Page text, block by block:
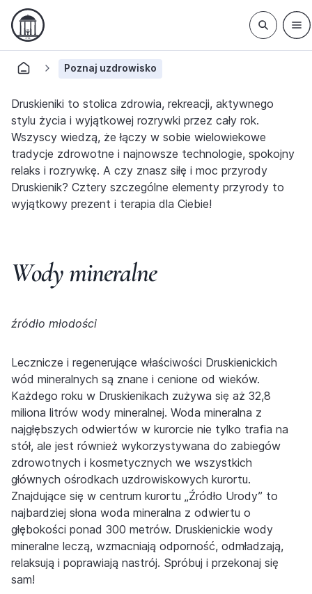
Poznaj uzdrowisko
Druskieniki to stolica zdrowia, rekreacji, aktywnego
stylu życia i wyjątkowej rozrywki przez cały rok.
Wszyscy wiedzą, że łączy w sobie wielowiekowe
tradycje zdrowotne i najnowsze technologie, spokojny
relaks i rozrywkę. A czy znasz siłę i moc przyrody
Druskienik? Cztery szczególne elementy przyrody to
wyjątkowy prezent i terapia dla Ciebie!
Wody mineralne
źródło młodości
Lecznicze i regenerujące właściwości Druskienickich
wód mineralnych są znane i cenione od wieków.
Każdego roku w Druskienikach zużywa się aż 32,8
miliona litrów wody mineralnej. Woda mineralna z
najgłębszych odwiertów w kurorcie nie tylko trafia na
stół, ale jest również wykorzystywana do zabiegów
zdrowotnych i kosmetycznych we wszystkich
głównych ośrodkach uzdrowiskowych kurortu.
Znajdujące się w centrum kurortu „Źródło Urody” to
najbardziej słona woda mineralna z odwiertu o
głębokości ponad 300 metrów. Druskienickie wody
mineralne leczą, wzmacniają odporność, odmładzają,
relaksują i poprawiają nastrój. Spróbuj i przekonaj się
sam!